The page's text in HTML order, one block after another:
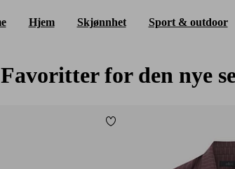
Hjem Skjønnhet Sport & outdoor
Favoritter for den nye
Legg til favoritter